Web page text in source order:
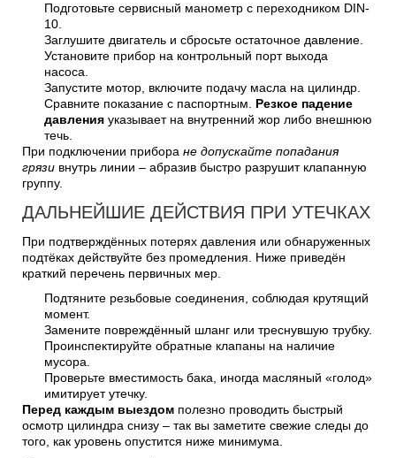
Подготовьте сервисный манометр с переходником DIN-
10.
Заглушите двигатель и сбросьте остаточное давление.
Установите прибор на контрольный порт выхода
насоса.
Запустите мотор, включите подачу масла на цилиндр.
Сравните показание с паспортным. Резкое падение
давления указывает на внутренний жор либо внешнюю
течь.
При подключении прибора не допускайте попадания
грязи внутрь линии – абразив быстро разрушит клапанную
группу.
ДАЛЬНЕЙШИЕ ДЕЙСТВИЯ ПРИ УТЕЧКАХ
При подтверждённых потерях давления или обнаруженных
подтёках действуйте без промедления. Ниже приведён
краткий перечень первичных мер.
Подтяните резьбовые соединения, соблюдая крутящий
момент.
Замените повреждённый шланг или треснувшую трубку.
Проинспектируйте обратные клапаны на наличие
мусора.
Проверьте вместимость бака, иногда масляный «голод»
имитирует утечку.
Перед каждым выездом полезно проводить быстрый
осмотр цилиндра снизу – так вы заметите свежие следы до
того, как уровень опустится ниже минимума.